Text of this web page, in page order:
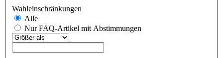
Wahleinschränkungen
Alle
Nur FAQ-Artikel mit Abstimmungen